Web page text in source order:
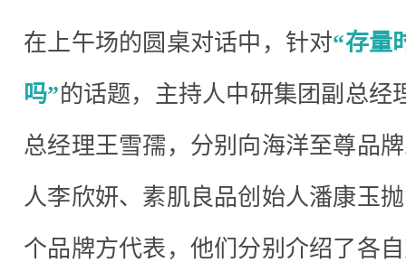
在上午场的圆桌对话中，针对“存量
吗”的话题，主持人中研集团副总经
总经理王雪孺，分别向海洋至尊品
人李欣妍、素肌良品创始人潘康玉
个品牌方代表，他们分别介绍了各